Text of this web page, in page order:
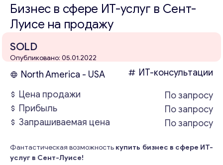
Бизнес в сфере ИТ-услуг в Сент-
Луисе на продажу
SOLD
Опубликовано: 05.01.2022
North America - USA
ИТ-консультации
Цена продажи
По запросу
Прибыль
По запросу
Запрашиваемая цена
По запросу
Фантастическая возможность купить бизнес в сфере ИТ-
услуг в Сент-Луисе!